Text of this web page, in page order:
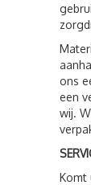
ons
een
wij.
Komt